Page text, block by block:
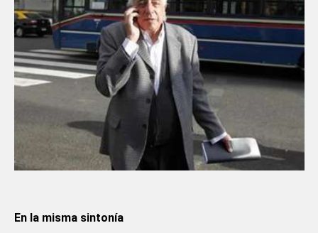
En la misma sintonía